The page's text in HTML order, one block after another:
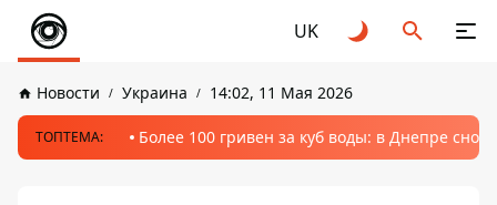
UK
Новости Украина 14:02, 11 Мая 2026
ТОПТЕМА: Более 100 гривен за куб воды: в Днепре